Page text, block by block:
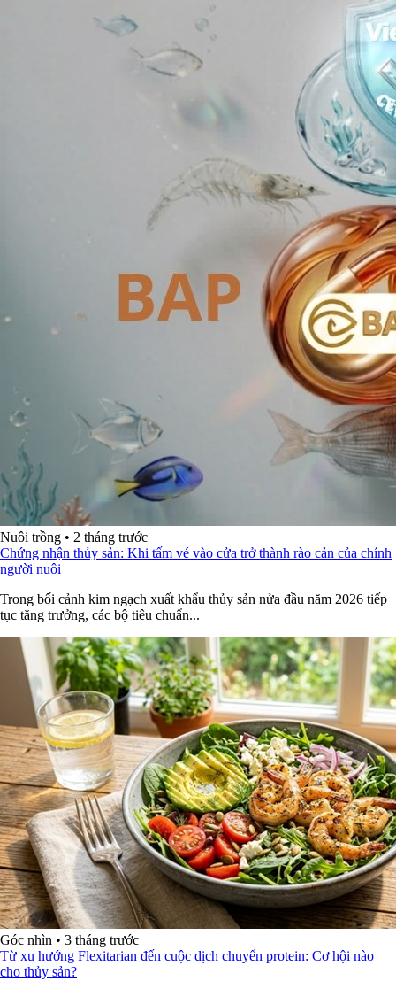
Nuôi trồng • 2 tháng trước
Chứng nhận thủy sản: Khi tấm vé vào cửa trở thành rào cản của chính
người nuôi
Trong bối cảnh kim ngạch xuất khẩu thủy sản nửa đầu năm 2026 tiếp
tục tăng trưởng, các bộ tiêu chuẩn...
Góc nhìn • 3 tháng trước
Từ xu hướng Flexitarian đến cuộc dịch chuyển protein: Cơ hội nào
cho thủy sản?